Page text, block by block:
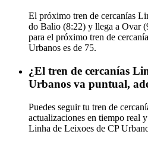
El próximo tren de cercanías
do Balio (8:22) y llega a Ovar
para el próximo tren de
Urbanos es de 75.
¿El tren de cercanías
Urbanos va puntual,
Puedes seguir tu tren de
actualizaciones en tiempo real
Linha de Leixoes de CP